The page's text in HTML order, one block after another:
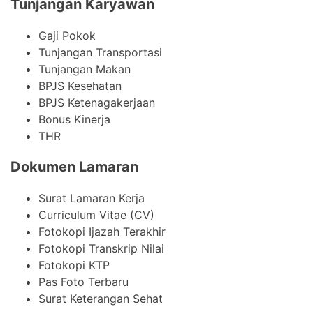
Tunjangan Karyawan
Gaji Pokok
Tunjangan Transportasi
Tunjangan Makan
BPJS Kesehatan
BPJS Ketenagakerjaan
Bonus Kinerja
THR
Dokumen Lamaran
Surat Lamaran Kerja
Curriculum Vitae (CV)
Fotokopi Ijazah Terakhir
Fotokopi Transkrip Nilai
Fotokopi KTP
Pas Foto Terbaru
Surat Keterangan Sehat